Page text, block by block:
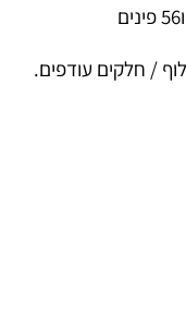
הערכה כוללת 35 חלקים, 26 קליפסים ו56 פינים
/ חלקים עודפים.